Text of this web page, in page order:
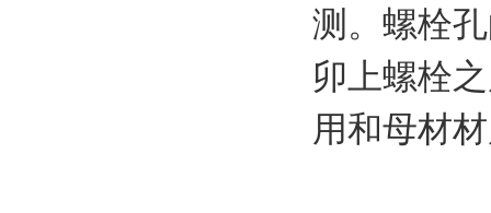
测。螺栓
卯上螺栓
用和母材